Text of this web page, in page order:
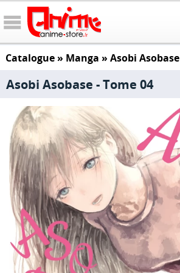
Catalogue» Manga » Asobi Asobase
Asobi Asobase - Tome 04